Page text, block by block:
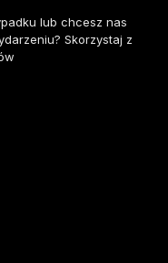
lub chcesz nas
Skorzystaj z